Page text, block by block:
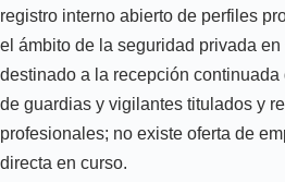
registro interno abierto de perfiles
el ámbito de la seguridad privada
destinado a la recepción
de guardias y vigilantes titulados y
profesionales; no existe oferta de
directa en curso.